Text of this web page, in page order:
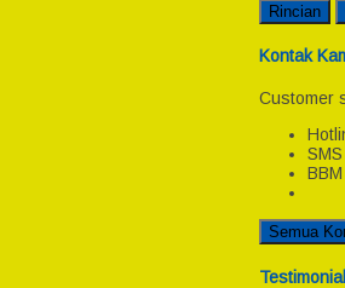
Rincian
Kontak
Customer
Semua
Testimonial